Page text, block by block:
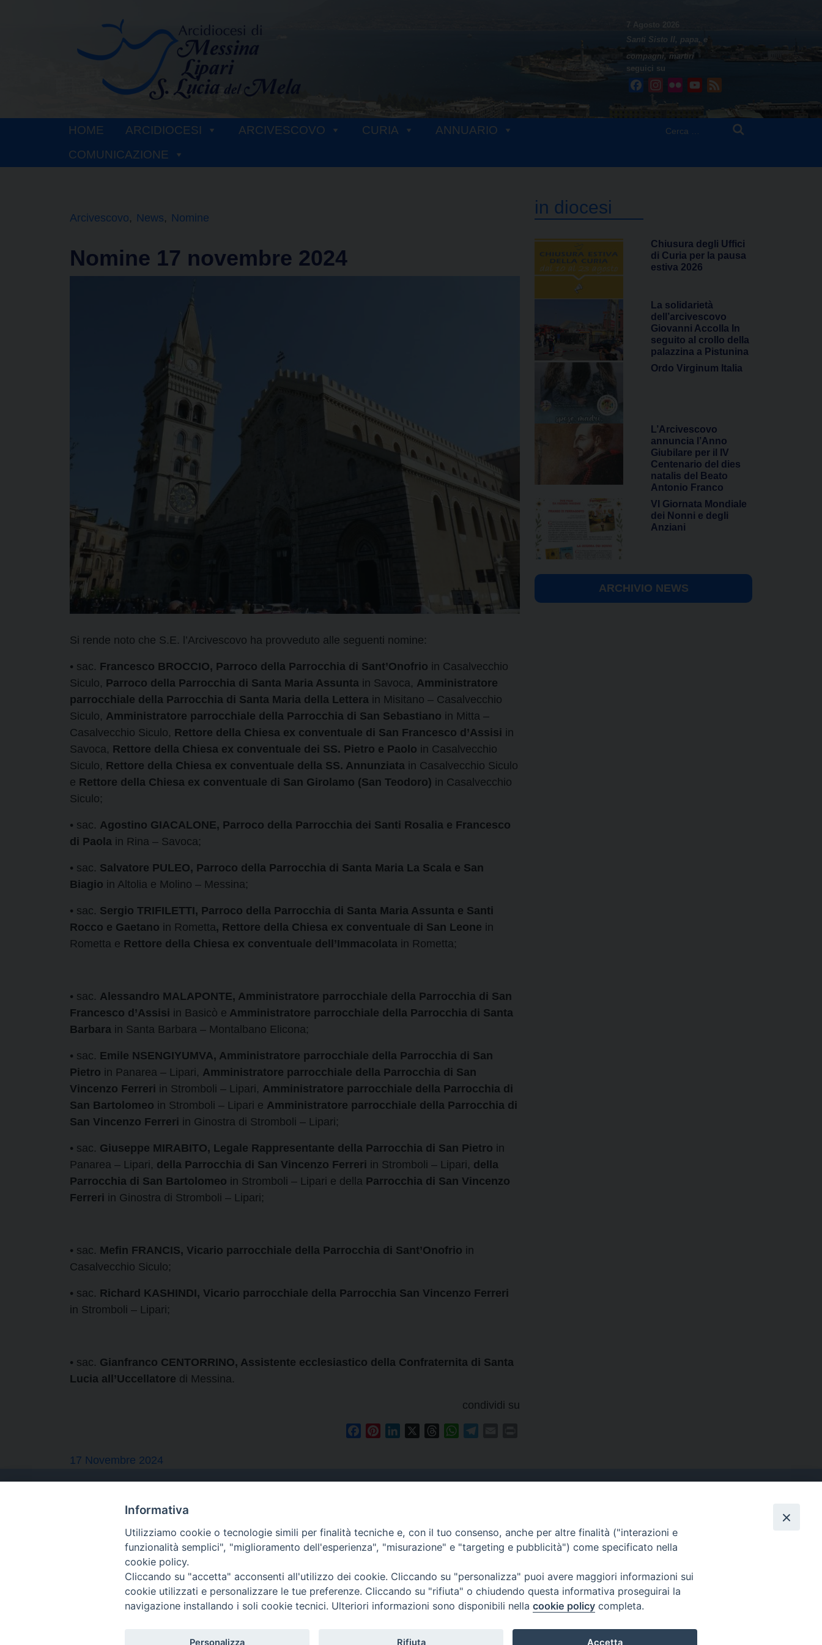
7 Agosto 2026
Santi Sisto II, papa, e
compagni, martiri
seguici su
FacebookInstagram
Flickr YouTube
HOME ARCIDIOCESI ARCIVESCOVO CURIA
ANNUARIO
COMUNICAZIONE
Arcivescovo News Nomine
Nomine 17 novembre 2024
Si rende noto che S.E. l’Arcivescovo ha provveduto alle seguenti nomine:
• sac. Francesco BROCCIO, Parroco della Parrocchia di Sant’Onofrio in Casalvecchio
Siculo, Parroco della Parrocchia di Santa Maria Assunta in Savoca, Amministratore
parrocchiale della Parrocchia di Santa Maria della Lettera in Misitano – Casalvecchio
Siculo, Amministratore parrocchiale della Parrocchia di San Sebastiano in Mitta –
Casalvecchio Siculo, Rettore della Chiesa ex conventuale di San Francesco d’Assisi in
Savoca, Rettore della Chiesa ex conventuale dei SS. Pietro e Paolo in Casalvecchio
Siculo, Rettore della Chiesa ex conventuale della SS. Annunziata in Casalvecchio Siculo
e Rettore della Chiesa ex conventuale di San Girolamo (San Teodoro) in Casalvecchio
Siculo;
• sac. Agostino GIACALONE, Parroco della Parrocchia dei Santi Rosalia e Francesco
di Paola in Rina – Savoca;
• sac. Salvatore PULEO, Parroco della Parrocchia di Santa Maria La Scala e San
Biagio in Altolia e Molino – Messina;
• sac. Sergio TRIFILETTI, Parroco della Parrocchia di Santa Maria Assunta e Santi
Rocco e Gaetano in Rometta, Rettore della Chiesa ex conventuale di San Leone in
Rometta e Rettore della Chiesa ex conventuale dell’Immacolata in Rometta;
• sac. Alessandro MALAPONTE, Amministratore parrocchiale della Parrocchia di San
Francesco d’Assisi in Basicò e Amministratore parrocchiale della Parrocchia di Santa
Barbara in Santa Barbara – Montalbano Elicona;
• sac. Emile NSENGIYUMVA, Amministratore parrocchiale della Parrocchia di San
Pietro in Panarea – Lipari, Amministratore parrocchiale della Parrocchia di San
Vincenzo Ferreri in Stromboli – Lipari, Amministratore parrocchiale della Parrocchia di
San Bartolomeo in Stromboli – Lipari e Amministratore parrocchiale della Parrocchia di
San Vincenzo Ferreri in Ginostra di Stromboli – Lipari;
• sac. Giuseppe MIRABITO, Legale Rappresentante della Parrocchia di San Pietro in
Panarea – Lipari, della Parrocchia di San Vincenzo Ferreri in Stromboli – Lipari, della
Parrocchia di San Bartolomeo in Stromboli – Lipari e della Parrocchia di San Vincenzo
Ferreri in Ginostra di Stromboli – Lipari;
• sac. Mefin FRANCIS, Vicario parrocchiale della Parrocchia di Sant’Onofrio in
Casalvecchio Siculo;
• sac. Richard KASHINDI, Vicario parrocchiale della Parrocchia San Vincenzo Ferreri
in Stromboli – Lipari;
• sac. Gianfranco CENTORRINO, Assistente ecclesiastico della Confraternita di Santa
Lucia all’Uccellatore di Messina.
condividi su
FacebookPinterestLinkedIn ThreadsWhatsApp
17 Novembre 2024
in diocesi
Chiusura degli Uffici
di Curia per la pausa
estiva 2026
La solidarietà
dell’arcivescovo
Giovanni Accolla In
seguito al crollo della
palazzina a Pistunina
Ordo Virginum Italia
L’Arcivescovo
annuncia l’Anno
Giubilare per il IV
Centenario del dies
natalis del Beato
Antonio Franco
VI Giornata Mondiale
dei Nonni e degli
Anziani
ARCHIVIO NEWS
Indirizzo
Via Garibaldi, 67 - 98122
Orari
da lunedi al venerdi dalle ore
Contatti
Tel. 090.6684111 - Fax.
arcivescovo.messina@tin.it
Canali social
Informativa
Utilizziamo cookie o tecnologie simili per finalità tecniche e, con il tuo consenso, anche per altre finalità ("interazioni e
funzionalità semplici", "miglioramento dell'esperienza", "misurazione" e "targeting e pubblicità") come specificato nella
cookie policy.
Cliccando su "accetta" acconsenti all'utilizzo dei cookie. Cliccando su "personalizza" puoi avere maggiori informazioni sui
cookie utilizzati e personalizzare le tue preferenze. Cliccando su "rifiuta" o chiudendo questa informativa proseguirai la
navigazione installando i soli cookie tecnici. Ulteriori informazioni sono disponibili nella cookie policy completa.
Personalizza Rifiuta Accetta